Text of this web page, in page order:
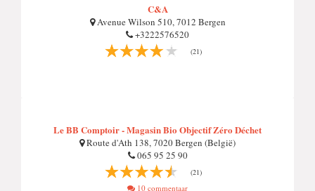
C&A
Avenue Wilson 510, 7012 Bergen
+3222576520
(21)
Le BB Comptoir - Magasin Bio Objectif Zéro Déchet
Route d'Ath 138, 7020 Bergen (België)
065 95 25 90
(21)
10 commentaar